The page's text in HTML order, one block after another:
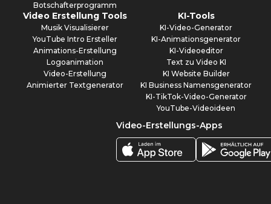
Botschafterprogramm
Video Erstellung Tools
Musik Visualisierer
YouTube Intro Ersteller
Animations-Erstellung
Logoanimation
Video-Erstellung
Animierter Textgenerator
KI-Tools
KI-Video-Generator
KI-Animationsgenerator
KI-Videoeditor
Text zu Video KI
KI Website Builder
KI Business Namensgenerator
KI-TikTok-Video-Generator
YouTube-Videoideen
Video-Erstellungs-Apps